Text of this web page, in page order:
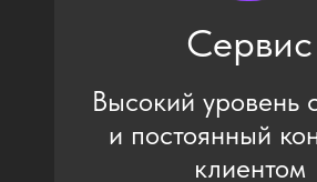
Подготовиличертежи